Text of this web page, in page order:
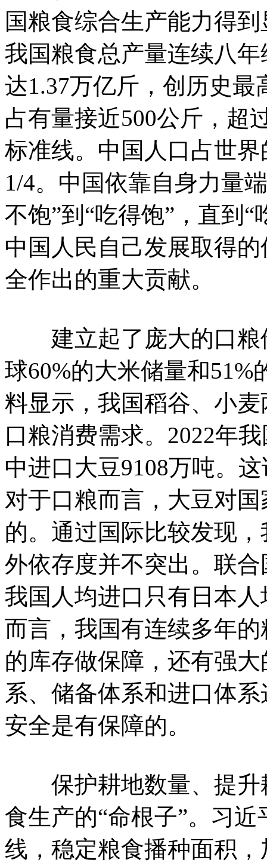
国粮食综合生产能力得
我国粮食总产量连续八
达1.37万亿斤，创历史
占有量接近500公斤，超
标准线。中国人口占世
1/4。中国依靠自身力量
不饱”到“吃得饱”，直到
中国人民自己发展取得
全作出的重大贡献。
建立起了庞大的口粮
球60%的大米储量和
料显示，我国稻谷、小
口粮消费需求。2022年
中进口大豆9108万吨。
对于口粮而言，大豆对
的。通过国际比较发现
外依存度并不突出。联
我国人均进口只有日本
而言，我国有连续多年
的库存做保障，还有强
系、储备体系和进口体
安全是有保障的。
保护耕地数量、提升
食生产的“命根子”。习
线，稳定粮食播种面积